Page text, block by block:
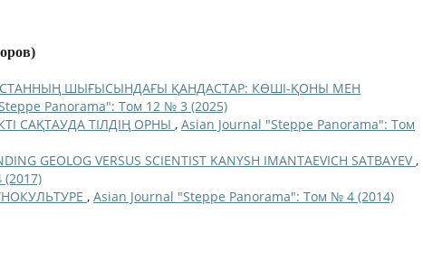
ШЫҒЫСЫНДАҒЫ ҚАНДАСТАР: КӨШІ-ҚОНЫ МЕН
Panorama": Том 12 № 3 (2025)
САҚТАУДА ТІЛДІҢ ОРНЫ , Asian Journal "Steppe Panorama": Том
GEOLOG VERSUS SCIENTIST KANYSH IMANTAEVICH SATBAYEV,
, Asian Journal "Steppe Panorama": Том № 4 (2014)